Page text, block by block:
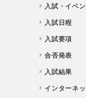
入試・イベ
入試日程
入試要項
合否発表
入試結果
インターネ